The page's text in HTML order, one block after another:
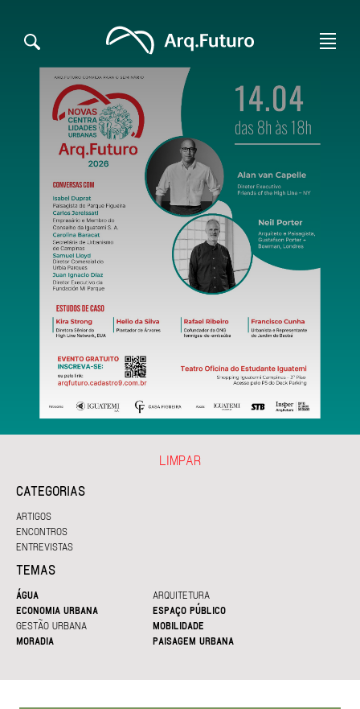
CATEGORIAS
ARTIGOS
ENCONTROS
ENTREVISTAS
TEMAS
ÁGUA
ARQUITETURA
ECONOMIA URBANA
ESPAÇO PÚBLICO
GESTÃO URBANA
MOBILIDADE
MORADIA
PAISAGEM URBANA
LIMPAR